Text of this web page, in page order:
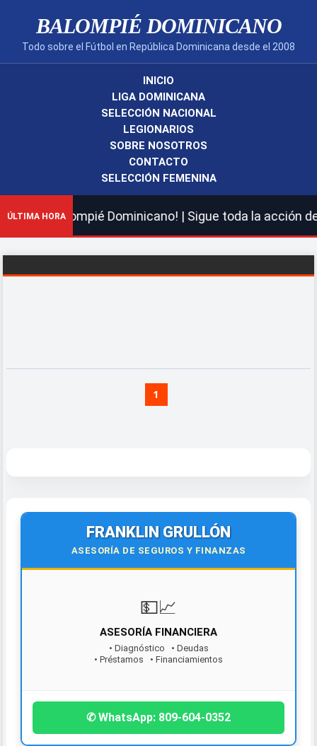
BALOMPIÉ DOMINICANO
Todo sobre el Fútbol en República Dominicana desde el 2008
INICIO
LIGA DOMINICANA
SELECCIÓN NACIONAL
LEGIONARIOS
SOBRE NOSOTROS
CONTACTO
SELECCIÓN FEMENINA
ÚLTIMA HORABalompié Dominicano! | Sigue toda la acción de
1
FRANKLIN GRULLÓN
ASESORÍA DE SEGUROS Y FINANZAS
💵📈
ASESORÍA FINANCIERA
• Diagnóstico • Deudas
• Préstamos • Financiamientos
¡Contáctanos hoy!
✆ WhatsApp: 809-604-0352